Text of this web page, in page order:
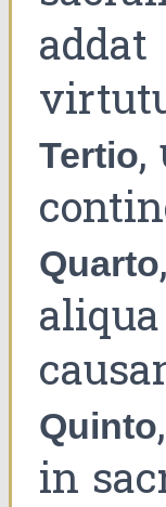
Tertio,
Quarto
Quinto
in